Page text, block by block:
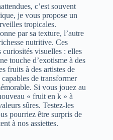
c’est souvent
je vous propose un
tropicales.
par sa texture, l’autre
nutritive. Ces
curiosités visuelles : elles
touche d’exotisme à des
fruits à des artistes de
de transformer
Si vous jouez au
« fruit en k » à
sûres. Testez-les
pourriez être surpris de
à nos assiettes.